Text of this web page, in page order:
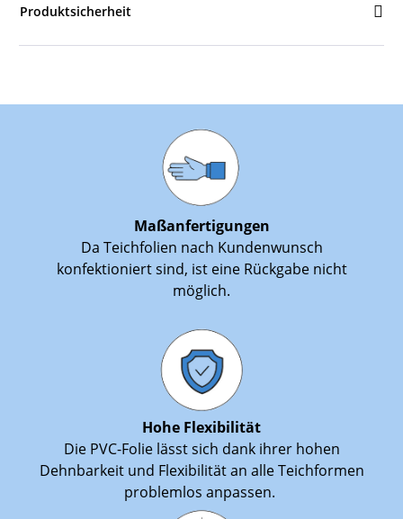
Produktsicherheit
Maßanfertigungen
Da Teichfolien nach Kundenwunsch
konfektioniert sind, ist eine Rückgabe nicht
möglich.
Hohe Flexibilität
Die PVC-Folie lässt sich dank ihrer hohen
Dehnbarkeit und Flexibilität an alle Teichformen
problemlos anpassen.